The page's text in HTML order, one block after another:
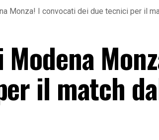
Monza! I convocati dei due tecnici per il
il match